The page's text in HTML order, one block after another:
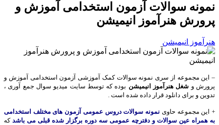
نمونه سوالات آزمون استخدامی آموزش و
پرورش هنرآموز انیمیشن
هنرآموز انیمیشن
– این مجموعه از سری نمونه سوالات کمک آموزشی آزمون استخدامی آموزش و
پرورش و شغل هنرآموز انیمیشن بوده که توسط سایت میدیو سوال جمع آوری ،
تدوین و برای دانلود قرار داده شده است .
+ این مجموعه حاوی نمونه سوالات دروس عمومی آزمون های مختلف استخدامی
به همراه عین سوالات و دفترچه عمومی سه دوره برگزار شده قبلی می باشد که